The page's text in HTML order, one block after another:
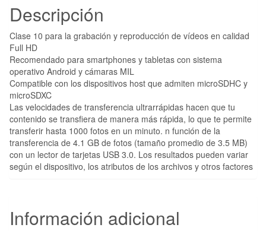
Descripción
Clase 10 para la grabación y reproducción de vídeos en calidad
Full HD
Recomendado para smartphones y tabletas con sistema
operativo Android y cámaras MIL
Compatible con los dispositivos host que admiten microSDHC y
microSDXC
Las velocidades de transferencia ultrarrápidas hacen que tu
contenido se transfiera de manera más rápida, lo que te permite
transferir hasta 1000 fotos en un minuto. n función de la
transferencia de 4.1 GB de fotos (tamaño promedio de 3.5 MB)
con un lector de tarjetas USB 3.0. Los resultados pueden variar
según el dispositivo, los atributos de los archivos y otros factores
Información adicional